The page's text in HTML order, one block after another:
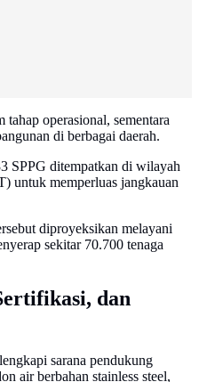
tahap operasional, sementara
di berbagai daerah.
SPPG ditempatkan di wilayah
untuk memperluas jangkauan
diproyeksikan melayani
sekitar 70.700 tenaga
dan
sarana pendukung
air berbahan stainless steel,